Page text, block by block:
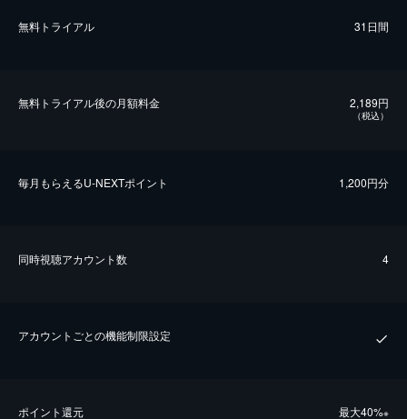
無料トライアル 31日間
無料トライアル後の⽉額料金 2,189円
（税込）
毎⽉もらえるU-NEXTポイント 1,200円分
同時視聴アカウント数 4
アカウントごとの機能制限設定
ポイント還元 最⼤40%※